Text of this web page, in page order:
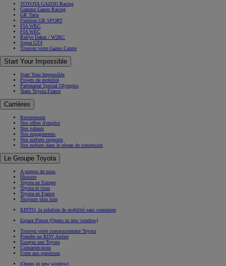
TOYOTA GAZOO Racing
Gamme Gazoo Racing
GR Yaris
Finition GR SPORT
FIA WRC
FIA WEC
Rallye Dakar / W2RC
Supra GT4
Trouvez votre Gazoo Center
Start Your Impossible
Start Your Impossible
Projets de mobilité
Partenariat Special Olympics
Team Toyota France
Carrières
Recrutement
Nos offres d'emploi
Nos valeurs
Nos engagements
Nos métiers supports
Nos métiers dans le réseau de concession
Le Groupe Toyota
A propos de nous
Histoire
Toyota en Europe
Toyota et vous
Toyota en France
Toujours plus loin
KINTO, la solution de mobilité sans contrainte
Espace Presse (Opens in new window)
Trouvez votre concessionnaire Toyota
Prendre un RDV Atelier
Essayez une Toyota
Contactez-nous
Foire aux questions
(Opens in new window)